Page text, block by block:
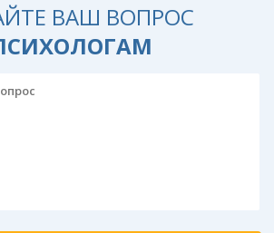
ВАШ ВОПРОС